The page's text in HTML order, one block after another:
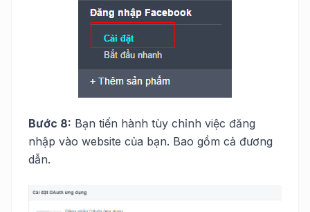
Bước 8: Bạn tiến hành tùy chỉnh việc đăng
nhập vào website của bạn. Bao gồm cả đương
dẫn.